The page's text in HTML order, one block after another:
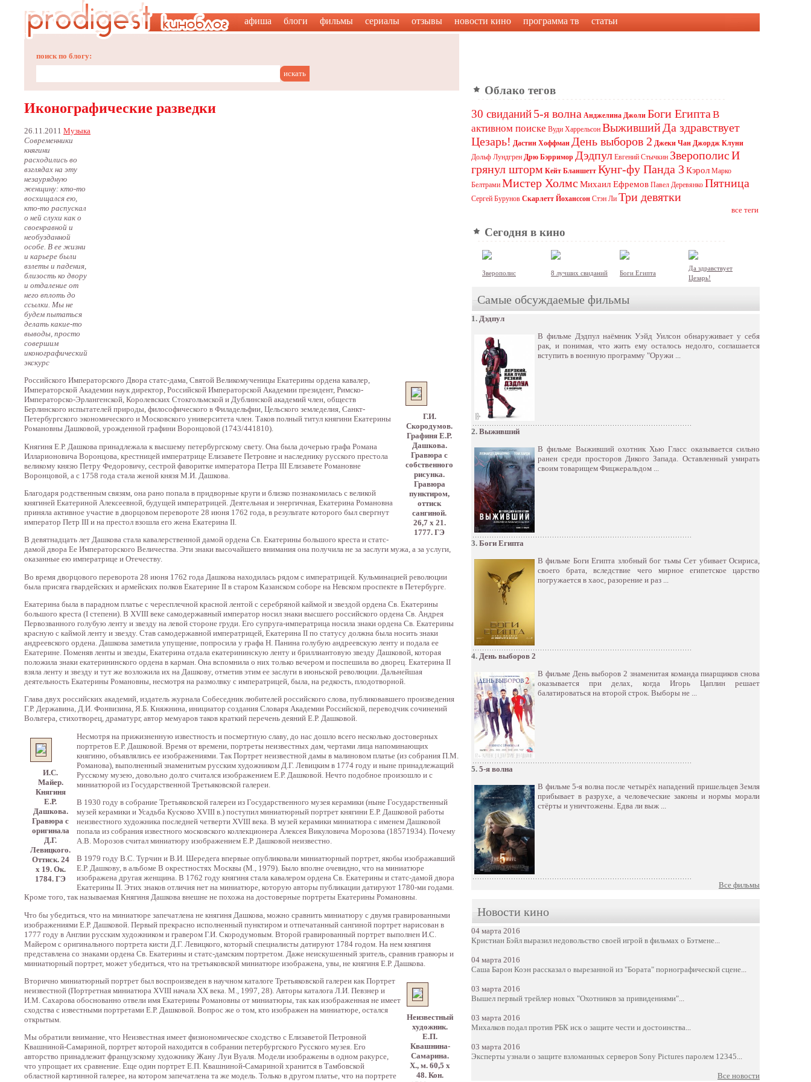
афиша блоги фильмы сериалы отзывы новости кино программа тв статьи
поиск по блогу:
Иконографические разведки
26.11.2011 Музыка
Современники
княгини
расходились во
взглядах на эту
незаурядную
женщину: кто-то
восхищался ею,
кто-то распускал
о ней слухи как о
своенравной и
необузданной
особе. В ее жизни
и карьере были
взлеты и падения,
близость ко двору
и отдаление от
него вплоть до
ссылки. Мы не
будем пытаться
делать какие-то
выводы, просто
совершим
иконографический
экскурс
Г.И.
Скородумов.
Графиня Е.Р.
Дашкова.
Гравюра с
собственного
рисунка.
Гравюра
пунктиром,
оттиск
сангиной.
26,7 x 21.
1777. ГЭ
Российского Императорского Двора статс-дама, Святой Великомученицы Екатерины ордена кавалер,
Императорской Академии наук директор, Российской Императорской Академии президент, Римско-
Императорско-Эрлангенской, Королевских Стокгольмской и Дублинской академий член, обществ
Берлинского испытателей природы, философического в Филадельфии, Цельского земледелия, Санкт-
Петербургского экономического и Московского университета член. Таков полный титул княгини Екатерины
Романовны Дашковой, урожденной графини Воронцовой (1743/441810).
Княгиня Е.Р. Дашкова принадлежала к высшему петербургскому свету. Она была дочерью графа Романа
Илларионовича Воронцова, крестницей императрице Елизавете Петровне и наследнику русского престола
великому князю Петру Федоровичу, сестрой фаворитке императора Петра III Елизавете Романовне
Воронцовой, а с 1758 года стала женой князя М.И. Дашкова.
Благодаря родственным связям, она рано попала в придворные круги и близко познакомилась с великой
княгиней Екатериной Алексеевной, будущей императрицей. Деятельная и энергичная, Екатерина Романовна
приняла активное участие в дворцовом перевороте 28 июня 1762 года, в результате которого был свергнут
император Петр III и на престол взошла его жена Екатерина II.
В девятнадцать лет Дашкова стала кавалерственной дамой ордена Св. Екатерины большого креста и статс-
дамой двора Ее Императорского Величества. Эти знаки высочайшего внимания она получила не за заслуги мужа, а за услуги,
оказанные ею императрице и Отечеству.
Во время дворцового переворота 28 июня 1762 года Дашкова находилась рядом с императрицей. Кульминацией революции
была присяга гвардейских и армейских полков Екатерине II в старом Казанском соборе на Невском проспекте в Петербурге.
Екатерина была в парадном платье с чересплечной красной лентой с серебряной каймой и звездой ордена Св. Екатерины
большого креста (I степени). В XVIII веке самодержавный император носил знаки высшего российского ордена Св. Андрея
Первозванного голубую ленту и звезду на левой стороне груди. Его супруга-императрица носила знаки ордена Св. Екатерины
красную с каймой ленту и звезду. Став самодержавной императрицей, Екатерина II по статусу должна была носить знаки
андреевского ордена. Дашкова заметила упущение, попросила у графа Н. Панина голубую андреевскую ленту и подала ее
Екатерине. Поменяв ленты и звезды, Екатерина отдала екатерининскую ленту и бриллиантовую звезду Дашковой, которая
положила знаки екатерининского ордена в карман. Она вспомнила о них только вечером и поспешила во дворец. Екатерина II
взяла ленту и звезду и тут же возложила их на Дашкову, отметив этим ее заслуги в июньской революции. Дальнейшая
деятельность Екатерины Романовны, несмотря на размолвку с императрицей, была, на редкость, плодотворной.
Глава двух российских академий, издатель журнала Собеседник любителей российского слова, публиковавшего произведения
Г.Р. Державина, Д.И. Фонвизина, Я.Б. Княжнина, инициатор создания Словаря Академии Российской, переводчик сочинений
Вольтера, стихотворец, драматург, автор мемуаров таков краткий перечень деяний Е.Р. Дашковой.
И.С.
Майер.
Княгиня
Е.Р.
Дашкова.
Гравюра с
оригинала
Д.Г.
Левицкого.
Оттиск. 24
х 19. Ок.
1784. ГЭ
Несмотря на прижизненную известность и посмертную славу, до нас дошло всего несколько достоверных
портретов Е.Р. Дашковой. Время от времени, портреты неизвестных дам, чертами лица напоминающих
княгиню, объявлялись ее изображениями. Так Портрет неизвестной дамы в малиновом платье (из собрания П.М.
Романова), выполненный знаменитым русским художником Д.Г. Левицким в 1774 году и ныне принадлежащий
Русскому музею, довольно долго считался изображением Е.Р. Дашковой. Нечто подобное произошло и с
миниатюрой из Государственной Третьяковской галереи.
В 1930 году в собрание Третьяковской галереи из Государственного музея керамики (ныне Государственный
музей керамики и Усадьба Кусково XVIII в.) поступил миниатюрный портрет княгини Е.Р. Дашковой работы
неизвестного художника последней четверти XVIII века. В музей керамики миниатюра с именем Дашковой
попала из собрания известного московского коллекционера Алексея Викуловича Морозова (18571934). Почему
А.В. Морозов считал миниатюру изображением Е.Р. Дашковой неизвестно.
В 1979 году В.С. Турчин и В.И. Шередега впервые опубликовали миниатюрный портрет, якобы изображавший
Е.Р. Дашкову, в альбоме В окрестностях Москвы (М., 1979). Было вполне очевидно, что на миниатюре
изображена другая женщина. В 1762 году княгиня стала кавалером ордена Св. Екатерины и статс-дамой двора
Екатерины II. Этих знаков отличия нет на миниатюре, которую авторы публикации датируют 1780-ми годами.
Кроме того, так называемая Княгиня Дашкова внешне не похожа на достоверные портреты Екатерины Романовны.
Что бы убедиться, что на миниатюре запечатлена не княгиня Дашкова, можно сравнить миниатюру с двумя гравированными
изображениями Е.Р. Дашковой. Первый прекрасно исполненный пунктиром и отпечатанный сангиной портрет нарисован в
1777 году в Англии русским художником и гравером Г.И. Скородумовым. Второй гравированный портрет выполнен И.С.
Майером с оригинального портрета кисти Д.Г. Левицкого, который специалисты датируют 1784 годом. На нем княгиня
представлена со знаками ордена Св. Екатерины и статс-дамским портретом. Даже неискушенный зритель, сравнив гравюры и
миниатюрный портрет, может убедиться, что на третьяковской миниатюре изображена, увы, не княгиня Е.Р. Дашкова.
Неизвестный
художник.
Е.П.
Квашнина-
Самарина.
Х., м. 60,5 х
48. Кон.
Вторично миниатюрный портрет был воспроизведен в научном каталоге Третьяковской галереи как Портрет
неизвестной (Портретная миниатюра XVIII начала XX века. М., 1997, 28). Авторы каталога Л.И. Певзнер и
И.М. Сахарова обоснованно отвели имя Екатерины Романовны от миниатюры, так как изображенная не имеет
сходства с известными портретами Е.Р. Дашковой. Вопрос же о том, кто изображен на миниатюре, остался
открытым.
Мы обратили внимание, что Неизвестная имеет физиономическое сходство с Елизаветой Петровной
Квашниной-Самариной, портрет которой находится в собрании петербургского Русского музея. Его
авторство принадлежит французскому художнику Жану Луи Вуаля. Модели изображены в одном ракурсе,
что упрощает их сравнение. Еще один портрет Е.П. Квашниной-Самариной хранится в Тамбовской
областной картинной галерее, на котором запечатлена та же модель. Только в другом платье, что на портрете
Облако тегов
30 свиданий5-я волна Анджелина Джоли Боги Египта В
активном поиске Вуди Харрельсон Выживший Да здравствует
Цезарь! Дастин Хоффман День выборов 2 Джеки Чан Джордж Клуни
Дольф Лундгрен Дрю Бэрримор Дэдпул Евгений Стычкин ЗверополисИ
грянул шторм Кейт Бланшетт Кунг-фу Панда 3Кэрол Марко
Белтрами Мистер Холмс Михаил Ефремов Павел Деревянко Пятница
Сергей Бурунов Скарлетт Йоханссон Стэн Ли Три девятки
все теги
Сегодня в кино
Зверополис 8 лучших свиданий Боги Египта
Да здравствует
Цезарь!
Самые обсуждаемые фильмы
1. Дэдпул
В фильме Дэдпул наёмник Уэйд Уилсон обнаруживает у себя
рак, и понимая, что жить ему осталось недолго, соглашается
вступить в военную программу "Оружи ...
2. Выживший
В фильме Выживший охотник Хью Гласс оказывается сильно
ранен среди просторов Дикого Запада. Оставленный умирать
своим товарищем Фицжеральдом ...
3. Боги Египта
В фильме Боги Египта злобный бог тьмы Сет убивает Осириса,
своего брата, вследствие чего мирное египетское царство
погружается в хаос, разорение и раз ...
4. День выборов 2
В фильме День выборов 2 знаменитая команда пиарщиков снова
оказывается при делах, когда Игорь Цаплин решает
балатироваться на второй строк. Выборы не ...
5. 5-я волна
В фильме 5-я волна после четырёх нападений пришельцев Земля
прибывает в разрухе, а человеческие законы и нормы морали
стёрты и уничтожены. Едва ли выж ...
Все фильмы
Новости кино
04 марта 2016
Кристиан Бэйл выразил недовольство своей игрой в фильмах о Бэтмене...
04 марта 2016
Саша Барон Коэн рассказал о вырезанной из "Бората" порнографической сцене...
03 марта 2016
Вышел первый трейлер новых "Охотников за привидениями"...
03 марта 2016
Михалков подал против РБК иск о защите чести и достоинства...
03 марта 2016
Эксперты узнали о защите взломанных серверов Sony Pictures паролем 12345...
Все новости